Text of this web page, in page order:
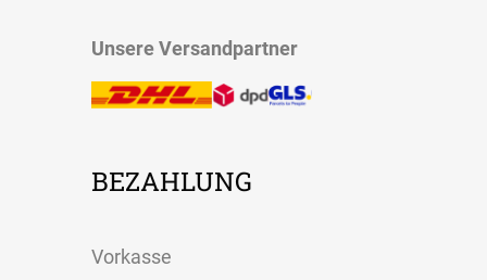
Unsere Versandpartner
BEZAHLUNG
Vorkasse